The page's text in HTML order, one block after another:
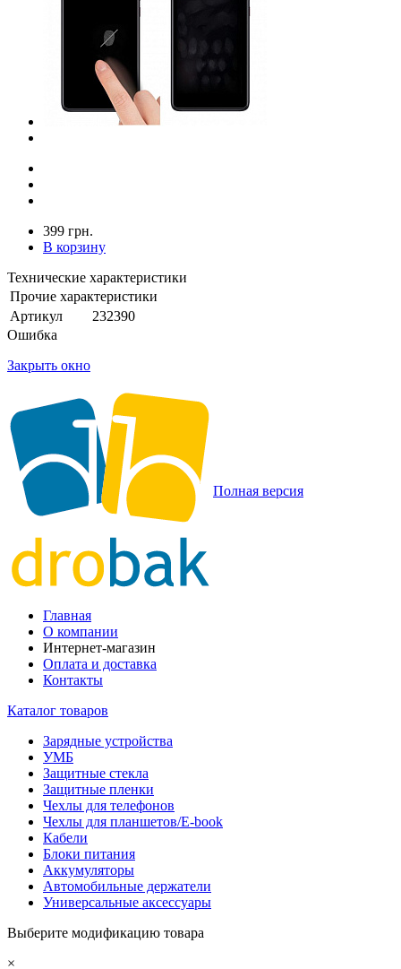
399 грн.
В корзину
Технические характеристики
Прочие характеристики
Артикул
232390
Ошибка
Закрыть окно
Полная версия
Главная
О компании
Интернет-магазин
Оплата и доставка
Контакты
Каталог товаров
Зарядные устройства
УМБ
Защитные стекла
Защитные пленки
Чехлы для телефонов
Чехлы для планшетов/E-book
Кабели
Блоки питания
Аккумуляторы
Автомобильные держатели
Универсальные аксессуары
Выберите модификацию товара
×